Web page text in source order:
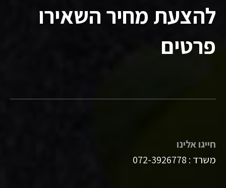
להצעת מחיר השאירו
פרטים
חייגו אלינו
משרד : 072-3926778